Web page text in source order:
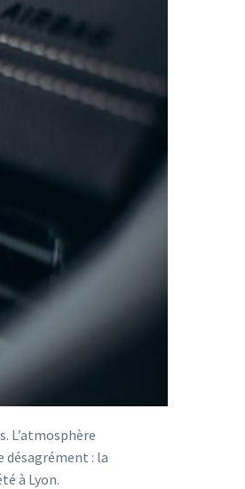
L’atmosphère
désagrément : la
à Lyon.